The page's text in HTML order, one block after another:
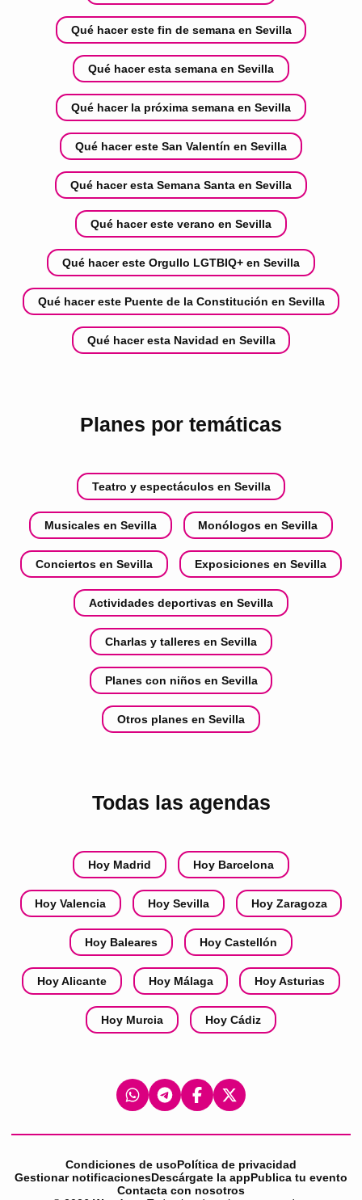
Qué hacer este fin de semana en Sevilla
Qué hacer esta semana en Sevilla
Qué hacer la próxima semana en Sevilla
Qué hacer este San Valentín en Sevilla
Qué hacer esta Semana Santa en Sevilla
Qué hacer este verano en Sevilla
Qué hacer este Orgullo LGTBIQ+ en Sevilla
Qué hacer este Puente de la Constitución en Sevilla
Qué hacer esta Navidad en Sevilla
Planes por temáticas
Teatro y espectáculos en Sevilla
Musicales en Sevilla Monólogos en Sevilla
Conciertos en Sevilla Exposiciones en Sevilla
Actividades deportivas en Sevilla
Charlas y talleres en Sevilla
Planes con niños en Sevilla
Otros planes en Sevilla
Todas las agendas
Hoy Madrid Hoy Barcelona
Hoy Valencia Hoy Sevilla Hoy Zaragoza
Hoy Baleares Hoy Castellón
Hoy Alicante Hoy Málaga Hoy Asturias
Hoy Murcia Hoy Cádiz
Condiciones de usoPolítica de privacidad
Gestionar notificacionesDescárgate la appPublica tu evento
Contacta con nosotros